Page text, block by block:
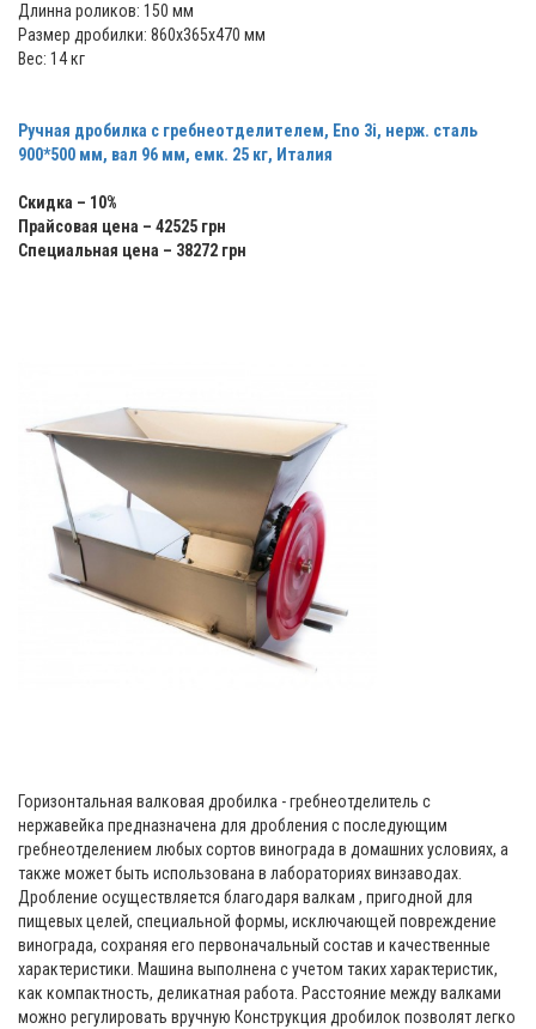
Длинна роликов: 150 мм
Размер дробилки: 860x365x470 мм
Вес: 14 кг
Ручная дробилка с гребнеотделителем, Eno 3i, нерж. сталь
900*500 мм, вал 96 мм, емк. 25 кг, Италия
Скидка – 10%
Прайсовая цена – 42525 грн
Специальная цена – 38272 грн
Горизонтальная валковая дробилка - гребнеотделитель с
нержавейка предназначена для дробления с последующим
гребнеотделением любых сортов винограда в домашних условиях, а
также может быть использована в лабораториях винзаводах.
Дробление осуществляется благодаря валкам , пригодной для
пищевых целей, специальной формы, исключающей повреждение
винограда, сохраняя его первоначальный состав и качественные
характеристики. Машина выполнена с учетом таких характеристик,
как компактность, деликатная работа. Расстояние между валками
можно регулировать вручную Конструкция дробилок позволят легко